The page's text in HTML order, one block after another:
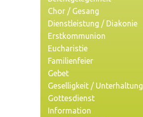
Chor / Gesang
Dienstleistung / Diakonie
Erstkommunion
Eucharistie
Familienfeier
Gebet
Geselligkeit / Unterhaltung
Gottesdienst
Information